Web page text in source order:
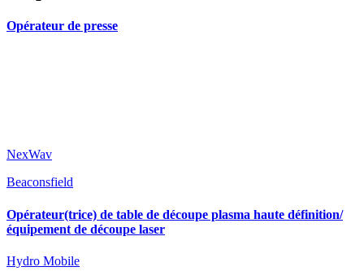
Opérateur de presse
NexWav
Beaconsfield
Opérateur(trice) de table de découpe plasma haute définition/
équipement de découpe laser
Hydro Mobile